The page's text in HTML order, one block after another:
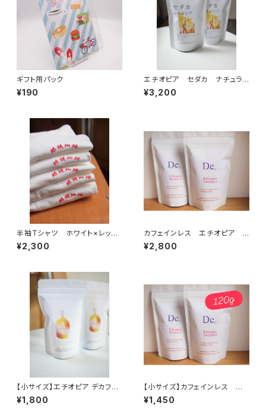
ギフト用パック
¥190
エチオピア セダカ ナチュラ
ル 240ｇ 中深煎り
¥3,200
半袖Tシャツ ホワイト×レッ
ド 眼鏡珈琲
¥2,300
カフェインレス エチオピア シ
ダモ 240g 中深煎り
¥2,800
【小サイズ】エチオピア デカフ
ェ インフューズド ラム 中煎
り 120ｇ
¥1,800
【小サイズ】カフェインレス エ
チオピア シダモ 120g 中深
煎り
¥1,450